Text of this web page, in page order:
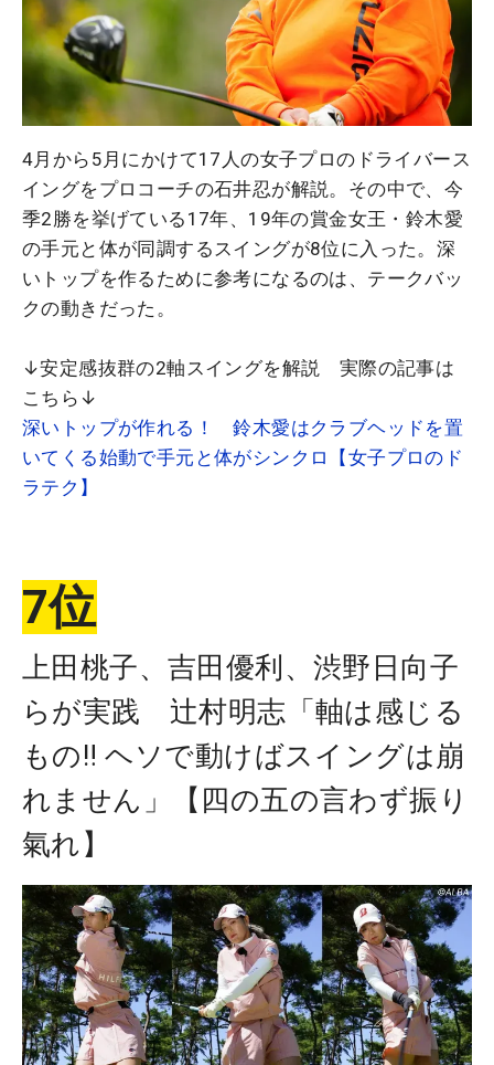
4月から5月にかけて17人の女子プロのドライバース
イングをプロコーチの石井忍が解説。その中で、今
季2勝を挙げている17年、19年の賞金女王・鈴木愛
の手元と体が同調するスイングが8位に入った。深
いトップを作るために参考になるのは、テークバッ
クの動きだった。
↓安定感抜群の2軸スイングを解説 実際の記事は
こちら↓
深いトップが作れる！ 鈴木愛はクラブヘッドを置
いてくる始動で手元と体がシンクロ【女子プロのド
ラテク】
7位
上田桃子、吉田優利、渋野日向子
らが実践 辻村明志「軸は感じる
もの‼ ヘソで動けばスイングは崩
れません」【四の五の言わず振り
氣れ】